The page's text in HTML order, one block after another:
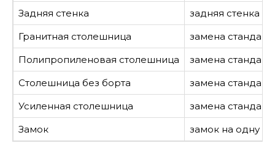
Задняя стенка
задняя стенка
Гранитная столешница
замена
Полипропиленовая столешница
замена
Столешница без борта
замена
Усиленная столешница
замена
Замок
замок на одну